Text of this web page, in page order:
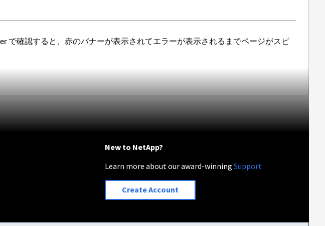
で確認すると、赤のバナーが表示されてエラーが表示されるまでページがスピ
New to NetApp?
Learn more about our award-winningSupport
Create Account